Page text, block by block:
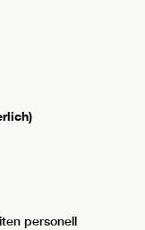
personell